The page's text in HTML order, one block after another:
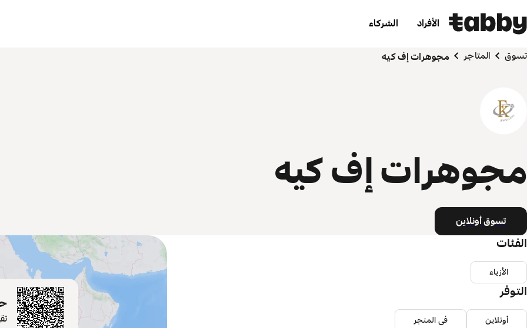
الأفراد الشركاء
تسوق المتاجر مجوهرات إف كيه
مجوهرات إف كيه
تسوق أونلاين
الفئات
الأزياء
التوفر
أونلاين في المتجر